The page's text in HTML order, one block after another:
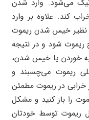
می‌شود. وارد شدن
کند. علاوه بر وارد
نظیر خیس شدن ریموت
شود و در نتیجه
خوردن یا خیس شدن،
ریموت می‌چسبند و
خرابی در ریموت مطمئن
را باز کنید و مشکل
ریموت توسط خودتان